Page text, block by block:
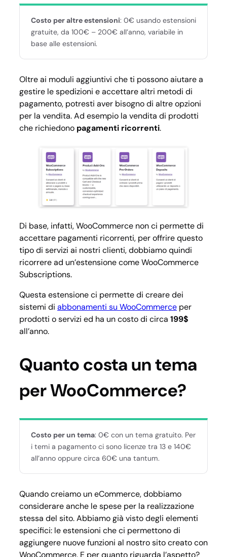
Costo per altre estensioni: 0€ usando estensioni
gratuite, da 100€ – 200€ all’anno, variabile in
base alle estensioni.
Oltre ai moduli aggiuntivi che ti possono aiutare a
gestire le spedizioni e accettare altri metodi di
pagamento, potresti aver bisogno di altre opzioni
per la vendita. Ad esempio la vendita di prodotti
che richiedono pagamenti ricorrenti.
Di base, infatti, WooCommerce non ci permette di
accettare pagamenti ricorrenti, per offrire questo
tipo di servizi ai nostri clienti, dobbiamo quindi
ricorrere ad un’estensione comeWooCommerce
Subscriptions.
Questa estensione ci permette di creare dei
sistemi di abbonamenti su WooCommerce per
prodotti o servizi ed ha un costo di circa 199$
all’anno.
Quanto costa un tema
per WooCommerce?
Costo per un tema: 0€ con un tema gratuito. Per
i temi a pagamento ci sono licenze tra 13 e 140€
all’anno oppure circa 60€ una tantum.
Quando creiamo un eCommerce, dobbiamo
considerare anche le spese per la realizzazione
stessa del sito. Abbiamo già visto degli elementi
specifici: le estensioni che ci permettono di
aggiungere nuove funzioni al nostro sito creato con
WooCommerce. E per quanto riguarda l’aspetto?